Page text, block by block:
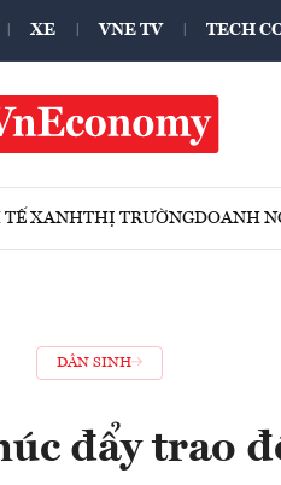
XE VNE TV TECH
XANHTHỊ TRƯỜNGDOANH
DÂN SINH
đẩy trao